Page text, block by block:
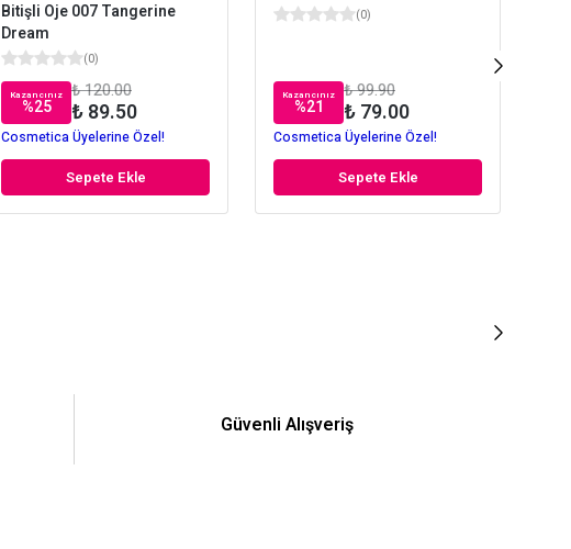
Bitişli Oje 007 Tangerine
Dream
(0)
Kazancınız
%25
₺ 120.00
₺ 89.50
Cosmetica Üyelerine Özel!
Sepete Ekle
(0)
Kazancınız
%21
₺ 99.90
₺ 79.00
Cosmetica Üyelerine Özel!
Sepete Ekle
Güvenli Alışveriş